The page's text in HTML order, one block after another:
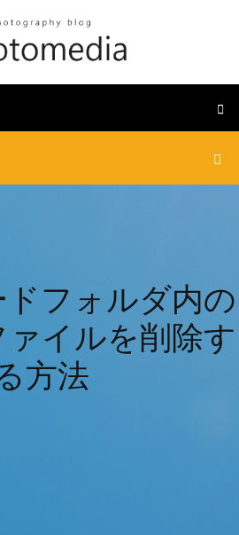
フォルダ内の
イルを削除す
方法